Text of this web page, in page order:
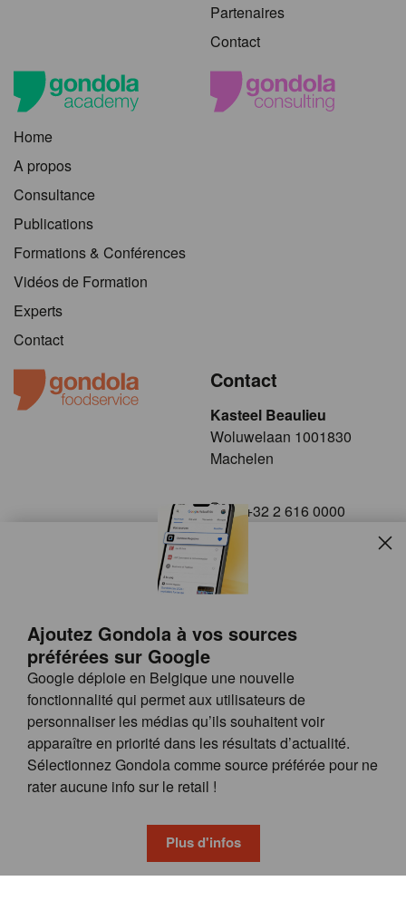
Ajoutez Gondola à vos sources
préférées sur Google
Google déploie en Belgique une nouvelle
fonctionnalité qui permet aux utilisateurs de
personnaliser les médias qu’ils souhaitent voir
apparaître en priorité dans les résultats d’actualité.
Sélectionnez Gondola comme source préférée pour ne
rater aucune info sur le retail !
Plus d'infos
Partenaires
Contact
Home
A propos
Consultance
Publications
Formations & Conférences
Vidéos de Formation
Experts
Contact
Contact
Kasteel Beaulieu
​​​Woluwelaan 1001830
Machelen
+32 2 616 0000
Follow us on
© GONDOLA GROUP
FAQ
CONDITIONS GÉNÉRALES
PRIVACY & COOKIE POLICY
wieni